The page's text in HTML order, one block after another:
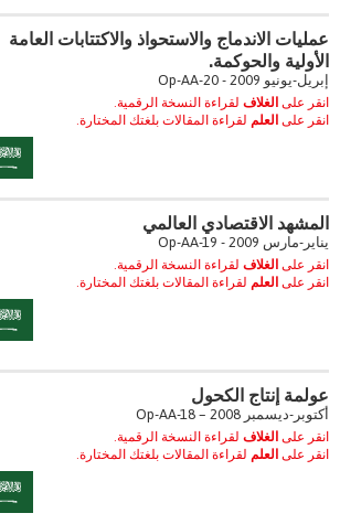
عمليات الاندماج والاستحواذ والاكتتابات العامة
الأولية والحوكمة.
إبريل-يونيو 2009 - Op-AA-20
انقر على الغلاف لقراءة النسخة الرقمية.
انقر على العلم لقراءة المقالات بلغتك المختارة.
المشهد الاقتصادي العالمي
يناير-مارس 2009 - Op-AA-19
انقر على الغلاف لقراءة النسخة الرقمية.
انقر على العلم لقراءة المقالات بلغتك المختارة.
عولمة إنتاج الكحول
أكتوبر-ديسمبر 2008 – Op-AA-18
انقر على الغلاف لقراءة النسخة الرقمية.
انقر على العلم لقراءة المقالات بلغتك المختارة.